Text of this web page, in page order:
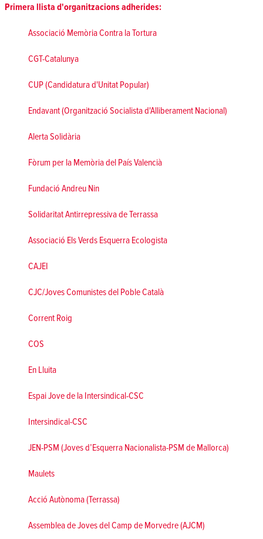
Primera llista d'organitzacions adherides:
Associació Memòria Contra la Tortura
CGT-Catalunya
CUP (Candidatura d'Unitat Popular)
Endavant (Organització Socialista d'Alliberament Nacional)
Alerta Solidària
Fòrum per la Memòria del País Valencià
Fundació Andreu Nin
Solidaritat Antirrepressiva de Terrassa
Associació Els Verds Esquerra Ecologista
CAJEI
CJC/Joves Comunistes del Poble Català
Corrent Roig
COS
En Lluita
Espai Jove de la Intersindical-CSC
Intersindical-CSC
JEN-PSM (Joves d’Esquerra Nacionalista-PSM de Mallorca)
Maulets
Acció Autònoma (Terrassa)
Assemblea de Joves del Camp de Morvedre (AJCM)